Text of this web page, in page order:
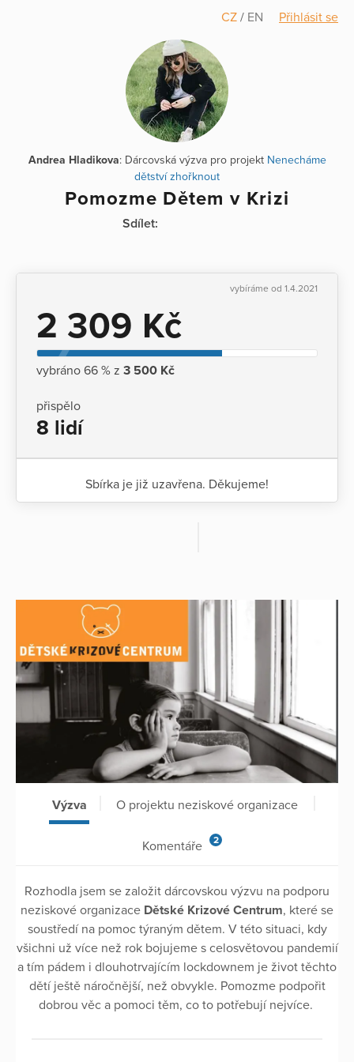
CZ / EN Přihlásit se
Andrea Hladikova: Dárcovská výzva pro projekt Nenecháme
dětství zhořknout
Pomozme Dětem v Krizi
Sdílet:
vybíráme od 1.4.2021
2 309 Kč
vybráno 66 % z 3 500 Kč
přispělo
8 lidí
Sbírka je již uzavřena. Děkujeme!
Výzva O projektu neziskové organizace
Komentáře 2
Rozhodla jsem se založit dárcovskou výzvu na podporu
neziskové organizace Dětské Krizové Centrum, které se
soustředí na pomoc týraným dětem. V této situaci, kdy
všichni už více než rok bojujeme s celosvětovou pandemií
a tím pádem i dlouhotrvajícím lockdownem je život těchto
dětí ještě náročnější, než obvykle. Pomozme podpořit
dobrou věc a pomoci těm, co to potřebují nejvíce.